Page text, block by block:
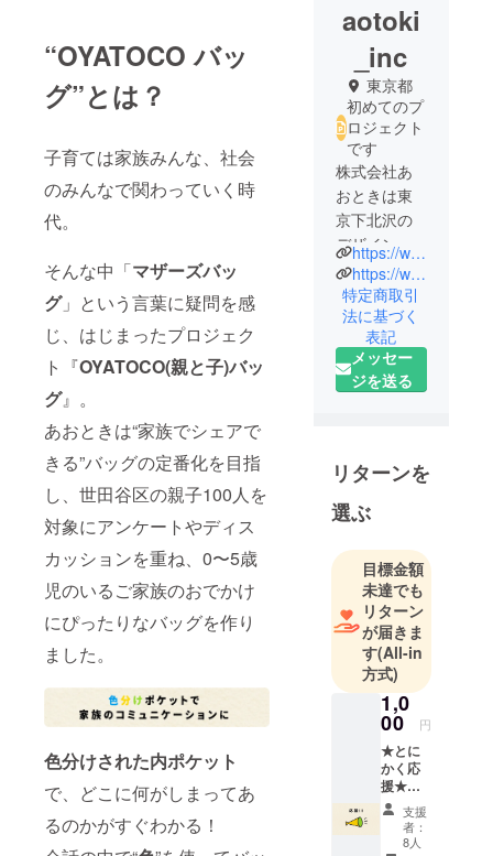
“OYATOCO バッ
グ”とは？
子育ては家族みんな、社会
のみんなで関わっていく時
代。
そんな中「マザーズバッ
グ」という言葉に疑問を感
じ、はじまったプロジェク
ト『OYATOCO(親と子)バッ
グ』。
あおときは“家族でシェアで
きる”バッグの定番化を目指
し、世田谷区の親子100人を
対象にアンケートやディス
カッションを重ね、0〜5歳
児のいるご家族のおでかけ
にぴったりなバッグを作り
ました。
色分けされた内ポケット
で、どこに何がしまってあ
るのかがすぐわかる！
aotoki
_inc
東京都
初めてのプ
ロジェクト
です
株式会社あ
おときは東
京下北沢の
デザイン会
社です。
デザイン案
件を通して
培った知見
と、下北沢
に携わる中
との関わり
を活かして
「下北沢に
ターが集ま
る保育園を
作る」こと
が今の目標
です。
https://www.aotoki.jp
https://www.instagram.com/aotoki.inc/
特定商取引
法に基づく
表記
メッセー
ジを送る
リターンを
選ぶ
目標金額
未達でも
リターン
が届きま
す(All-in
方式)
1,0
00 円
★とに
かく応
援★
◎1000
円～ご
自由に
支援
者：
8人